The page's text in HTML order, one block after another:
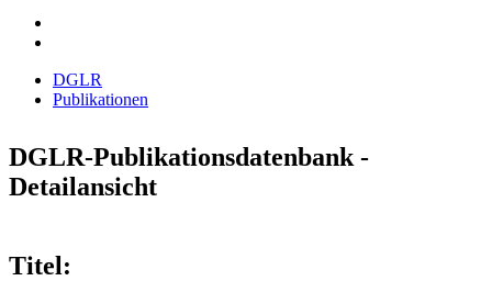
DGLR
Publikationen
DGLR-Publikationsdatenbank -
Detailansicht
Titel: